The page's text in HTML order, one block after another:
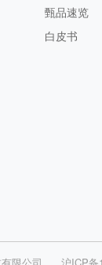
甄品速览
白皮书